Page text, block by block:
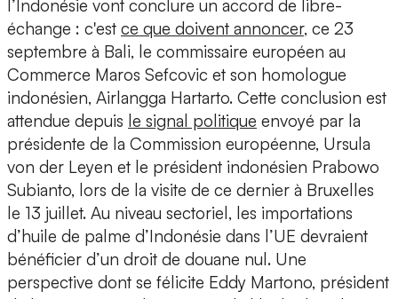
l’Indonésie vont conclure un accord de libre-
échange : c'est ce que doivent annoncer, ce 23
septembre à Bali, le commissaire européen au
Commerce Maros Sefcovic et son homologue
indonésien, Airlangga Hartarto. Cette conclusion est
attendue depuis le signal politique envoyé par la
présidente de la Commission européenne, Ursula
von der Leyen et le président indonésien Prabowo
Subianto, lors de la visite de ce dernier à Bruxelles
le 13 juillet. Au niveau sectoriel, les importations
d’huile de palme d’Indonésie dans l’UE devraient
bénéficier d’un droit de douane nul. Une
perspective dont se félicite Eddy Martono, président